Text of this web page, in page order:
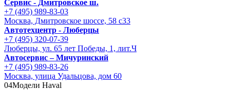
Сервис - Дмитровское ш.
+7 (495) 989-83-03
Москва, Дмитровское шоссе, 58 с33
Автотехцентр - Люберцы
+7 (495) 320-07-39
Люберцы, ул. 65 лет Победы, 1, лит.Ч
Автосервис – Мичуринский
+7 (495) 989-83-26
Москва, улица Удальцова, дом 60
04Модели Haval